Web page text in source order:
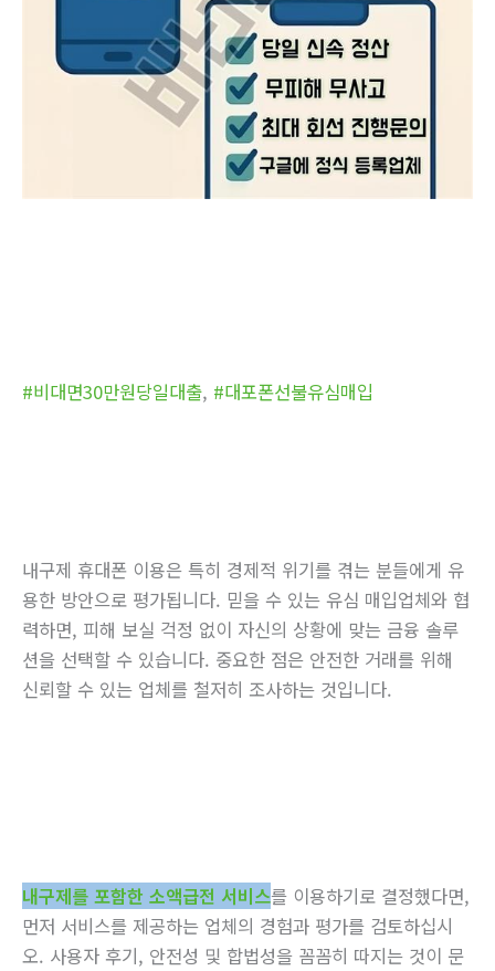
#비대면30만원당일대출, #대포폰선불유심매입
내구제 휴대폰 이용은 특히 경제적 위기를 겪는 분들에게 유
용한 방안으로 평가됩니다. 믿을 수 있는 유심 매입업체와 협
력하면, 피해 보실 걱정 없이 자신의 상황에 맞는 금융 솔루
션을 선택할 수 있습니다. 중요한 점은 안전한 거래를 위해
신뢰할 수 있는 업체를 철저히 조사하는 것입니다.
내구제를 포함한 소액급전 서비스를 이용하기로 결정했다면,
먼저 서비스를 제공하는 업체의 경험과 평가를 검토하십시
오. 사용자 후기, 안전성 및 합법성을 꼼꼼히 따지는 것이 문